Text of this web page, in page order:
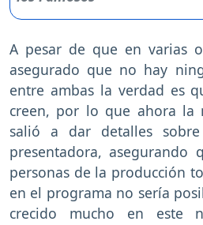
A pesar de que en varias
asegurado que no hay
entre ambas la verdad es
creen, por lo que ahora la
salió a dar detalles
presentadora,
personas de la producción
en el programa no sería
crecido mucho en este